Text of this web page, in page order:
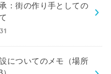
：街の作り手としての
についてのメモ（場所